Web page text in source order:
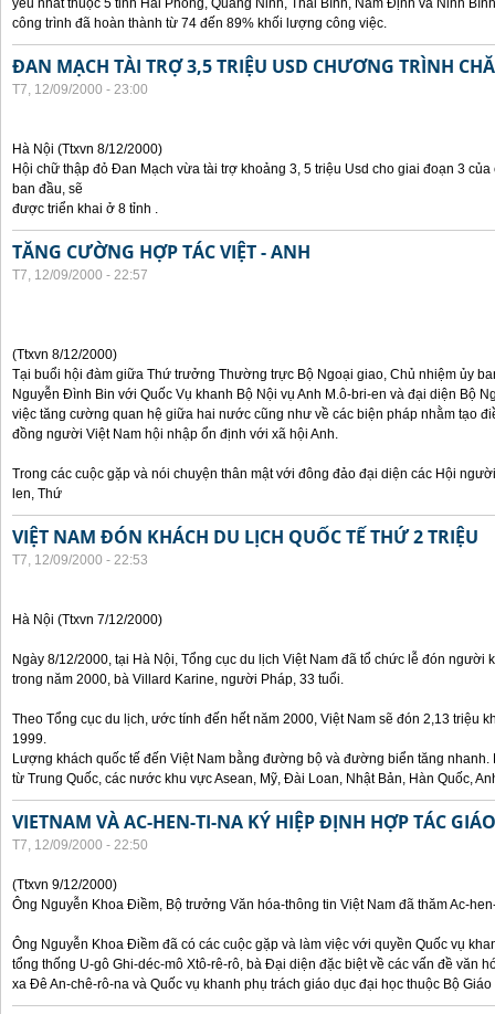
yếu nhất thuộc 5 tỉnh Hải Phòng, Quảng Ninh, Thái Bình, Nam Định và Ninh
công trình đã hoàn thành từ 74 đến 89% khối lượng công việc.
ĐAN MẠCH TÀI TRỢ 3,5 TRIỆU USD CHƯƠNG TRÌNH
T7, 12/09/2000 - 23:00
Hà Nội (Ttxvn 8/12/2000)
Hội chữ thập đỏ Đan Mạch vừa tài trợ khoảng 3, 5 triệu Usd cho giai đoạn 3
ban đầu, sẽ
được triển khai ở 8 tỉnh .
TĂNG CƯỜNG HỢP TÁC VIỆT - ANH
T7, 12/09/2000 - 22:57
(Ttxvn 8/12/2000)
Tại buổi hội đàm giữa Thứ trưởng Thường trực Bộ Ngoại giao, Chủ nhiệm ủy
Nguyễn Đình Bin với Quốc Vụ khanh Bộ Nội vụ Anh M.ô-bri-en và đại diện Bộ
việc tăng cường quan hệ giữa hai nước cũng như về các biện pháp nhằm tạo
đồng người Việt Nam hội nhập ổn định với xã hội Anh.
Trong các cuộc gặp và nói chuyện thân mật với đông đảo đại diện các Hội
len, Thứ
VIỆT NAM ĐÓN KHÁCH DU LỊCH QUỐC TẾ THỨ 2 TRIỆU
T7, 12/09/2000 - 22:53
Hà Nội (Ttxvn 7/12/2000)
Ngày 8/12/2000, tại Hà Nội, Tổng cục du lịch Việt Nam đã tổ chức lễ đón người
trong năm 2000, bà Villard Karine, người Pháp, 33 tuổi.
Theo Tổng cục du lịch, ước tính đến hết năm 2000, Việt Nam sẽ đón 2,13 triệu
1999.
Lượng khách quốc tế đến Việt Nam bằng đường bộ và đường biển tăng nhanh.
từ Trung Quốc, các nước khu vực Asean, Mỹ, Đài Loan, Nhật Bản, Hàn Quốc,
VIETNAM VÀ AC-HEN-TI-NA KÝ HIỆP ĐỊNH HỢP TÁC
T7, 12/09/2000 - 22:50
(Ttxvn 9/12/2000)
Ông Nguyễn Khoa Điềm, Bộ trưởng Văn hóa-thông tin Việt Nam đã thăm Ac-
Ông Nguyễn Khoa Điềm đã có các cuộc gặp và làm việc với quyền Quốc vụ
tổng thống U-gô Ghi-déc-mô Xtô-rê-rô, bà Đại diện đặc biệt về các vấn đề văn
xa Đê An-chê-rô-na và Quốc vụ khanh phụ trách giáo dục đại học thuộc Bộ